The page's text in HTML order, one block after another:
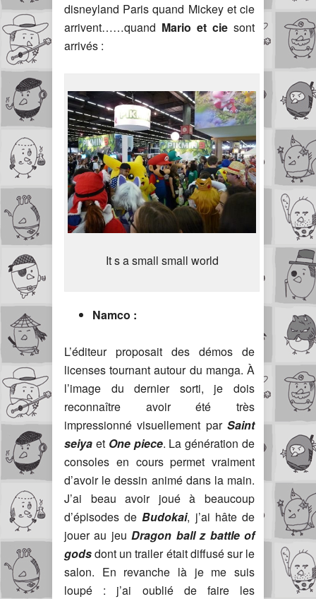
disneyland Paris quand Mickey et cie
arrivent……quand Mario et cie sont
arrivés :
It s a small small world
Namco :
L’éditeur proposait des démos de
licenses tournant autour du manga. À
l’image du dernier sorti, je dois
reconnaître avoir été très
impressionné visuellement par Saint
seiya et One piece. La génération de
consoles en cours permet vraiment
d’avoir le dessin animé dans la main.
J’ai beau avoir joué à beaucoup
d’épisodes de Budokai, j’ai hâte de
jouer au jeuDragon ball z battle of
godsdont un trailer était diffusé sur le
salon. En revanche là je me suis
loupé : j’ai oublié de faire les